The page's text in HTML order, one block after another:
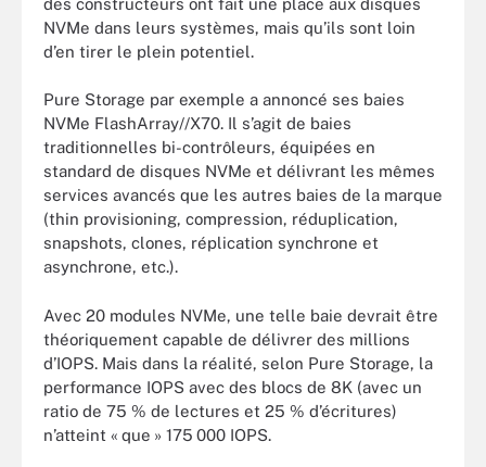
NVMe dans leurs systèmes, mais qu’ils sont loin
d’en tirer le plein potentiel.
Pure Storage par exemple a annoncé ses baies
NVMe FlashArray//X70. Il s’agit de baies
traditionnelles bi-contrôleurs, équipées en
standard de disques NVMe et délivrant les mêmes
services avancés que les autres baies de la marque
(thin provisioning, compression, réduplication,
snapshots, clones, réplication synchrone et
asynchrone, etc.).
Avec 20 modules NVMe, une telle baie devrait être
théoriquement capable de délivrer des millions
d’IOPS. Mais dans la réalité, selon Pure Storage, la
performance IOPS avec des blocs de 8K (avec un
ratio de 75 % de lectures et 25 % d’écritures)
n’atteint « que » 175 000 IOPS.